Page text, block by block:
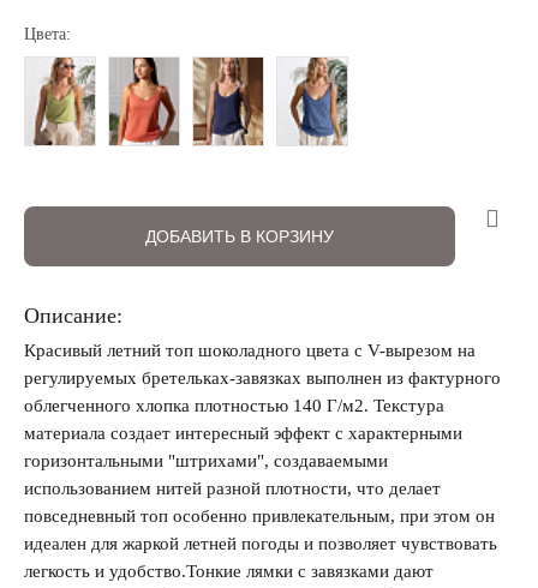
Запомнить меня на этом компьютере
Цвета:
ДОБАВИТЬ В КОРЗИНУ
Описание:
Красивый летний топ шоколадного цвета с V-вырезом на
регулируемых бретельках-завязках выполнен из фактурного
облегченного хлопка плотностью 140 Г/м2. Текстура
материала создает интересный эффект с характерными
горизонтальными "штрихами", создаваемыми
использованием нитей разной плотности, что делает
повседневный топ особенно привлекательным, при этом он
идеален для жаркой летней погоды и позволяет чувствовать
легкость и удобство.Тонкие лямки с завязками дают